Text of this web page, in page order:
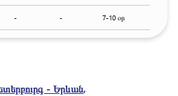
- - 7-10 օր
- Երևան,